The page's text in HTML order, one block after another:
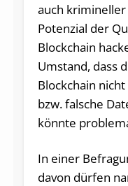
auch
Potenzial der
Blockchain
Umstand, dass
Blockchain
bzw. falsche
könnte
In einer
davon dürfen